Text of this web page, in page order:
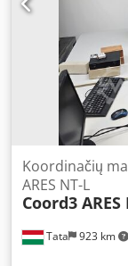
Tata 923 km
Koordinačių
ARES NT-L
Coord3 ARES